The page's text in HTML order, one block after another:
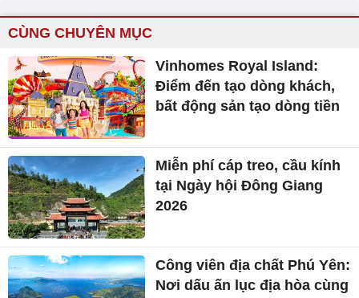
CÙNG CHUYÊN MỤC
Vinhomes Royal Island:
Điểm đến tạo dòng khách,
bất động sản tạo dòng tiền
Miễn phí cáp treo, cầu kính
tại Ngày hội Đông Giang
2026
Công viên địa chất Phú Yên:
Nơi dấu ấn lục địa hòa cùng